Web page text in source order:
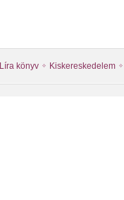
Líra könyv Kiskereskedelem